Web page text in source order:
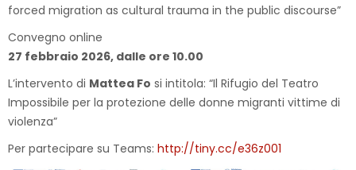
forced migration as cultural trauma in the public discourse”
Convegno online
27 febbraio 2026, dalle ore 10.00
L’intervento di Mattea Fo si intitola: “Il Rifugio del Teatro
Impossibile per la protezione delle donne migranti vittime di
violenza”
Per partecipare su Teams: http://tiny.cc/e36z001